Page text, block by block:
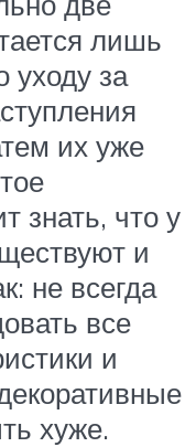
лишь
уходу за
их уже
знать, что у
и
не всегда
все
и
хуже.